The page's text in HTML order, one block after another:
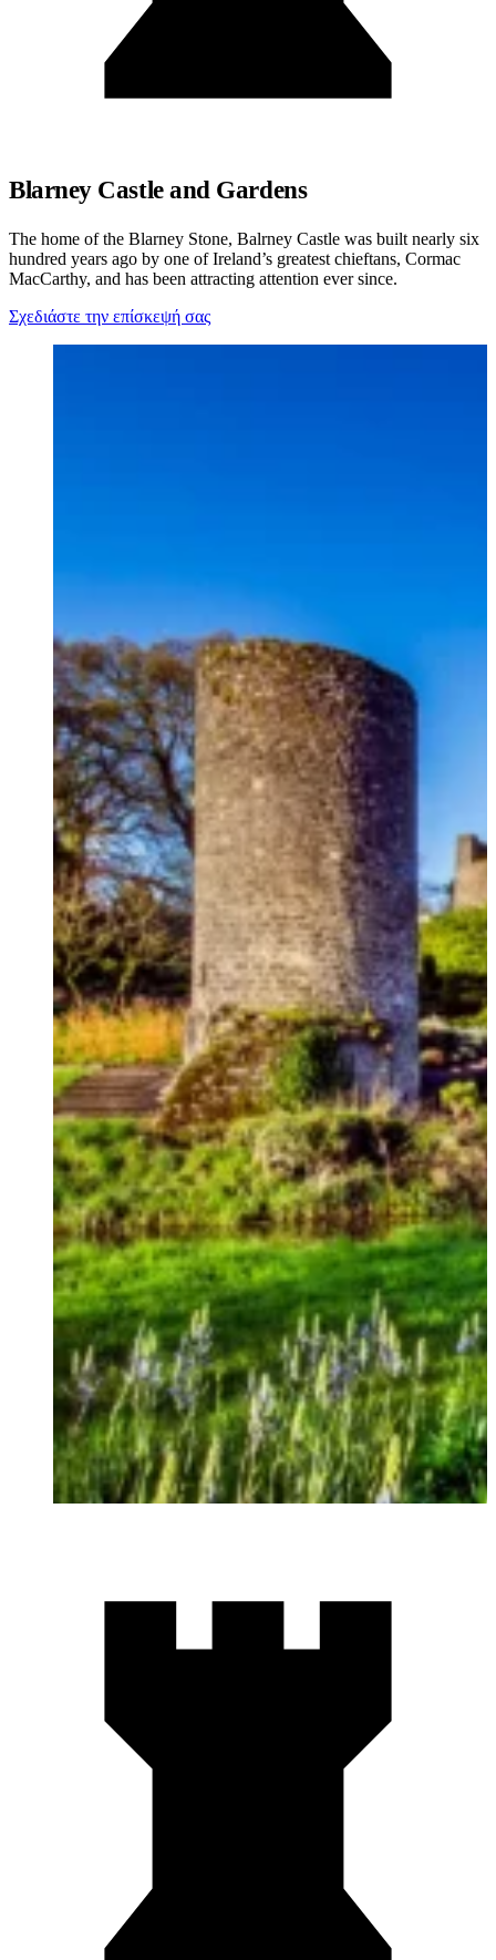
Blarney Castle and Gardens
The home of the Blarney Stone, Balrney Castle was built nearly six
hundred years ago by one of Ireland’s greatest chieftans, Cormac
MacCarthy, and has been attracting attention ever since.
Σχεδιάστε την επίσκεψή σας